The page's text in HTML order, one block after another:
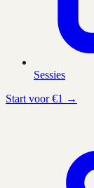
Sessies
Start voor €1 →